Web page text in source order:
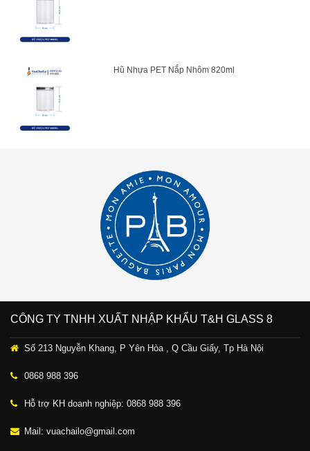
Hũ Nhựa PET Nắp Nhôm 820ml
CÔNG TY TNHH XUẤT NHẬP KHẨU T&H GLASS 8
Số 213 Nguyễn Khang, P Yên Hòa , Q Cầu Giấy, Tp Hà Nội
0868 988 396
Hỗ trợ KH doanh nghiệp: 0868 988 396
Mail: vuachailo@gmail.com